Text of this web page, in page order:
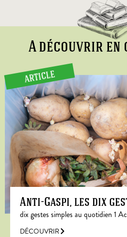
A découvrir en
ARTICLE
Anti-Gaspi, les dix
dix gestes simples au quotidien 1
DÉCOUVRIR